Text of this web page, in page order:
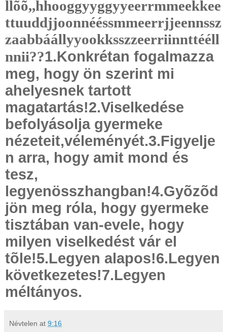
llõõ,,hhooggyyggyyeerrmmeekkee
ttuuddjjoonnééssmmeerrjjeennssz
zaabbáállyyookksszzeerriinnttééll
nnii??1.Konkrétan fogalmazza
meg, hogy ön szerint mi
ahelyesnek tartott
magatartás!2.Viselkedése
befolyásolja gyermeke
nézeteit,véleményét.3.Figyelje
n arra, hogy amit mond és
tesz,
legyenösszhangban!4.Gyõzõd
jön meg róla, hogy gyermeke
tisztában van-evele, hogy
milyen viselkedést vár el
tõle!5.Legyen alapos!6.Legyen
következetes!7.Legyen
méltányos.
Névtelen at 9:16